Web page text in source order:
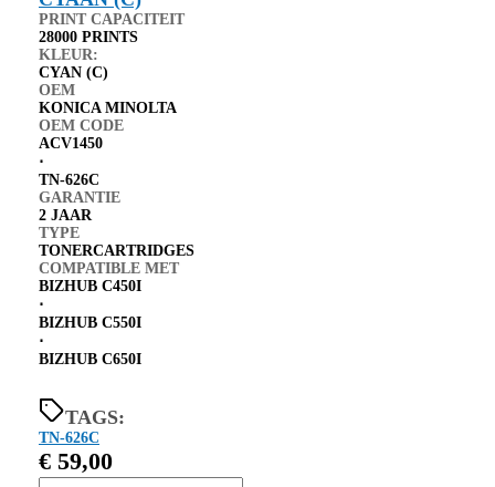
PRINT CAPACITEIT
28000 PRINTS
KLEUR:
CYAN (C)
OEM
KONICA MINOLTA
OEM CODE
ACV1450
⋅
TN-626C
GARANTIE
2 JAAR
TYPE
TONERCARTRIDGES
COMPATIBLE MET
BIZHUB C450I
⋅
BIZHUB C550I
⋅
BIZHUB C650I
TAGS:
TN-626C
€ 59,00